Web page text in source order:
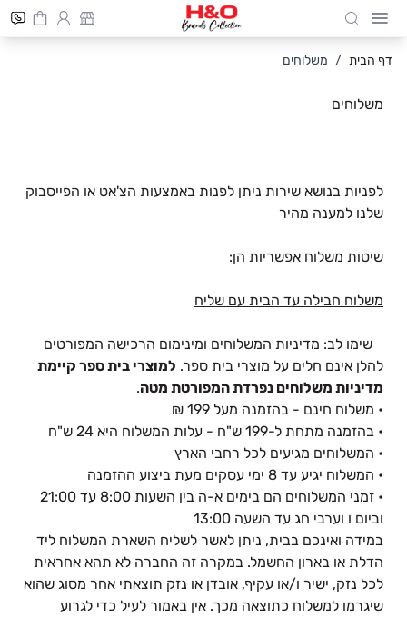
Cart
חיפוש
דף הבית / משלוחים
משלוחים
לפניות בנושא שירות ניתן לפנות באמצעות הצ'אט או הפייסבוק
שלנו למענה מהיר
שיטות משלוח אפשריות הן:
משלוח חבילה עד הבית עם שליח
שימו לב: מדיניות המשלוחים ומינימום הרכישה המפורטים
להלן אינם חלים על מוצרי בית ספר. למוצרי בית ספר קיימת
מדיניות משלוחים נפרדת המפורטת מטה.
• משלוח חינם - בהזמנה מעל 199 ₪
• בהזמנה מתחת ל-199 ש"ח - עלות המשלוח היא 24 ש"ח
• המשלוחים מגיעים לכל רחבי הארץ
• המשלוח יגיע עד 8 ימי עסקים מעת ביצוע ההזמנה
• זמני המשלוחים הם בימים א-ה בין השעות 8:00 עד 21:00
וביום ו וערבי חג עד השעה 13:00
במידה ואינכם בבית, ניתן לאשר לשליח השארת המשלוח ליד
הדלת או בארון החשמל. במקרה זה החברה לא תהא אחראית
לכל נזק, ישיר ו/או עקיף, אובדן או נזק תוצאתי אחר מסוג שהוא
שיגרמו למשלוח כתוצאה מכך. אין באמור לעיל כדי לגרוע